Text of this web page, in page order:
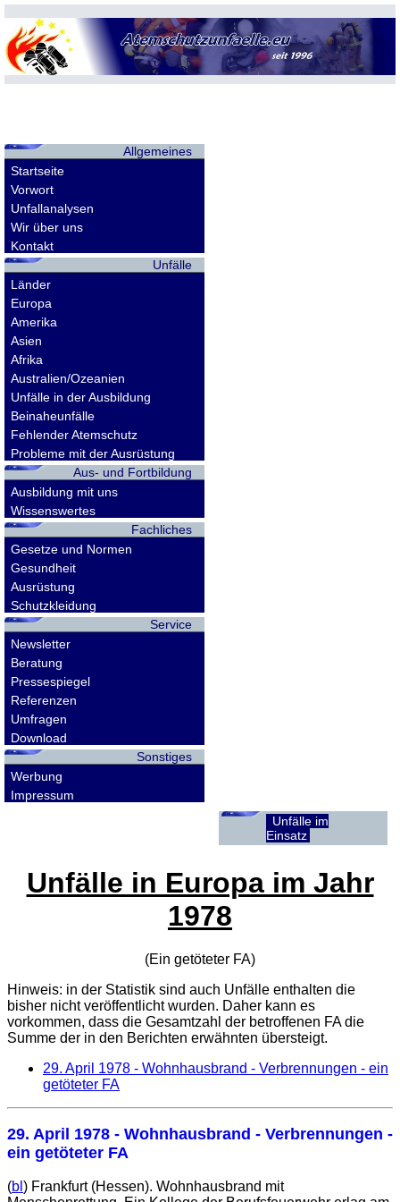
Allgemeines
Startseite
Vorwort
Unfallanalysen
Wir über uns
Kontakt
Unfälle
Länder
Europa
Amerika
Asien
Afrika
Australien/Ozeanien
Unfälle in der Ausbildung
Beinaheunfälle
Fehlender Atemschutz
Probleme mit der Ausrüstung
Aus- und Fortbildung
Ausbildung mit uns
Wissenswertes
Fachliches
Gesetze und Normen
Gesundheit
Ausrüstung
Schutzkleidung
Service
Newsletter
Beratung
Pressespiegel
Referenzen
Umfragen
Download
Sonstiges
Werbung
Impressum
Unfälle im
Einsatz
Unfälle in Europa im Jahr
1978
(Ein getöteter FA)
Hinweis: in der Statistik sind auch Unfälle enthalten die
bisher nicht veröffentlicht wurden. Daher kann es
vorkommen, dass die Gesamtzahl der betroffenen FAdie
Summe der in den Berichten erwähnten übersteigt.
29. April 1978 - Wohnhausbrand - Verbrennungen - ein
getöteter FA
29. April 1978 - Wohnhausbrand - Verbrennungen -
ein getöteter FA
(bl ) Frankfurt (Hessen). Wohnhausbrand mit